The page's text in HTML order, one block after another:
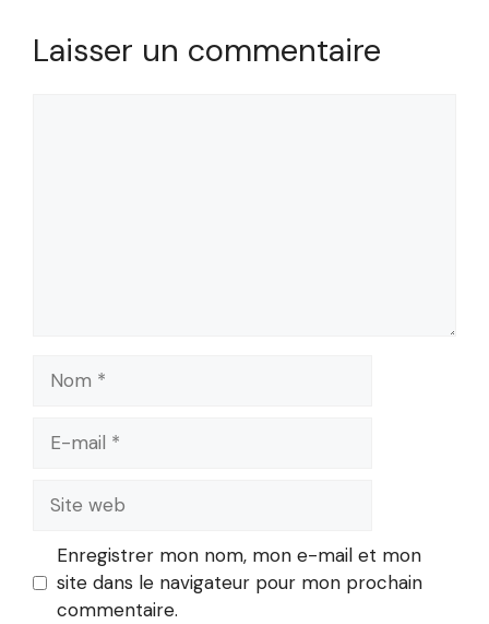
Laisser un commentaire
mail
Site
web
Enregistrer mon nom, mon e-mail et mon
site dans le navigateur pour mon prochain
commentaire.